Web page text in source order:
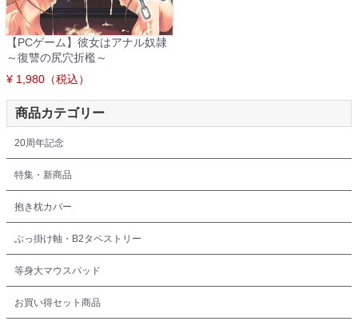
【PCゲーム】彼女はアナル奴隷
～復讐の尻穴折檻～
¥ 1,980（税込）
商品カテゴリー
20周年記念
特集・新商品
抱き枕カバー
ぶっ掛け軸・B2タペストリー
等身大マウスパッド
お買い得セット商品